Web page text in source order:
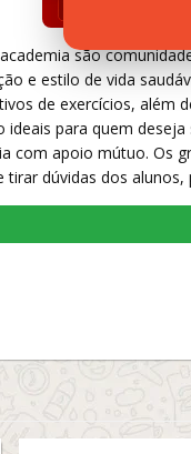
são
e estilo de vida
de exercícios, além
ideais para quem
com apoio mútuo. Os
tirar dúvidas dos